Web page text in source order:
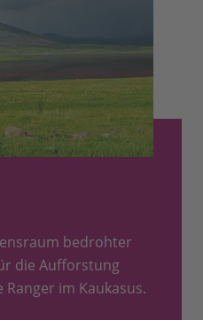
bedrohter
die Aufforstung
im Kaukasus.